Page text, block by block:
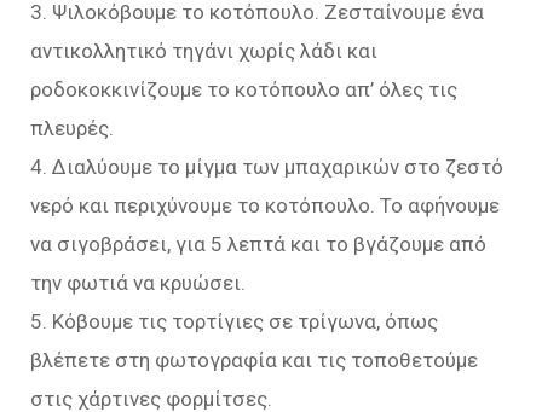
3. Ψιλοκόβουμε το κοτόπουλο. Ζεσταίνουμε ένα
αντικολλητικό τηγάνι χωρίς λάδι και
ροδοκοκκινίζουμε το κοτόπουλο απ’ όλες τις
πλευρές.
4. Διαλύουμε το μίγμα των μπαχαρικών στο ζεστό
νερό και περιχύνουμε το κοτόπουλο. Το αφήνουμε
να σιγοβράσει, για 5 λεπτά και το βγάζουμε από
την φωτιά να κρυώσει.
5. Κόβουμε τις τορτίγιες σε τρίγωνα, όπως
βλέπετε στη φωτογραφία και τις τοποθετούμε
στις χάρτινες φορμίτσες.